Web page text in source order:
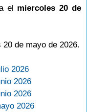
el miercoles 20 de
de mayo de 2026.
2026
2026
2026
2026